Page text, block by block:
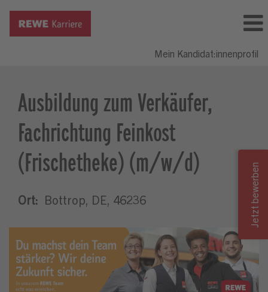
Mein Kandidat:innenprofil
Ausbildung zum Verkäufer,
Fachrichtung Feinkost
(Frischetheke) (m/w/d)
Ort: Bottrop, DE, 46236